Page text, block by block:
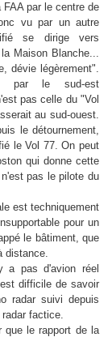
par le centre de
vu par un autre
se dirige vers
Maison Blanche...
dévie légèrement".
par le sud-est
pas celle du "Vol
au sud-ouest.
le détournement,
le Vol 77. On peut
qui donne cette
pas le pilote du
est techniquement
pour un
le bâtiment, que
distance.
a pas d'avion réel
difficile de savoir
radar suivi depuis
factice.
que le rapport de la